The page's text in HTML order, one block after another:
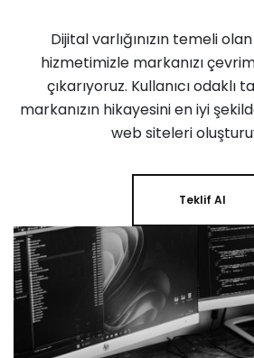
Dijital varlığınızın temeli
hizmetimizle markanızı
çıkarıyoruz. Kullanıcı odaklı
markanızın hikayesini en iyi
web siteleri
Teklif Al